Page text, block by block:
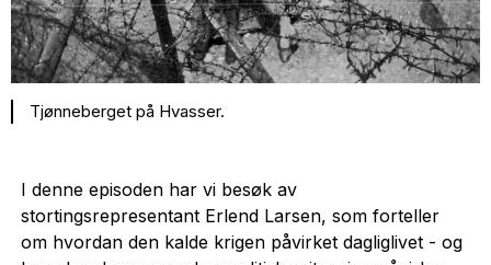
Tjønneberget på Hvasser.
I denne episoden har vi besøk av
stortingsrepresentant Erlend Larsen, som forteller
om hvordan den kalde krigen påvirket dagliglivet - og